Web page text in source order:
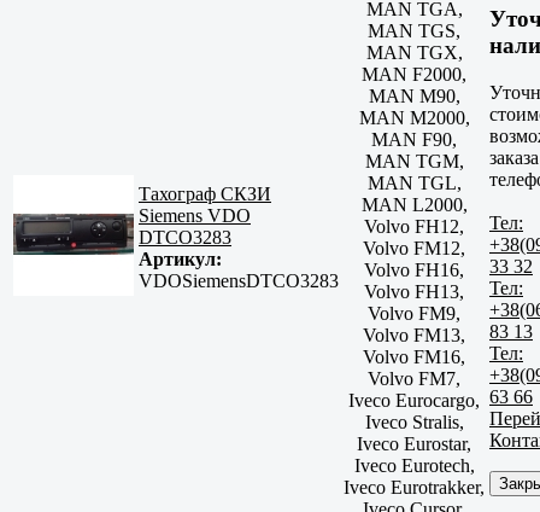
Тахограф СКЗИ
Siemens VDO
DTCO3283
Артикул:
VDOSiemensDTCO3283
MAN TGA,
MAN TGS,
MAN TGX,
MAN F2000,
MAN M90,
MAN M2000,
MAN F90,
MAN TGM,
MAN TGL,
MAN L2000,
Volvo FH12,
Volvo FM12,
Volvo FH16,
Volvo FH13,
Volvo FM9,
Volvo FM13,
Volvo FM16,
Volvo FM7,
Iveco Eurocargo,
Iveco Stralis,
Iveco Eurostar,
Iveco Eurotech,
Iveco Eurotrakker,
Тел:
33 32
Тел:
83 13
Тел:
63 66